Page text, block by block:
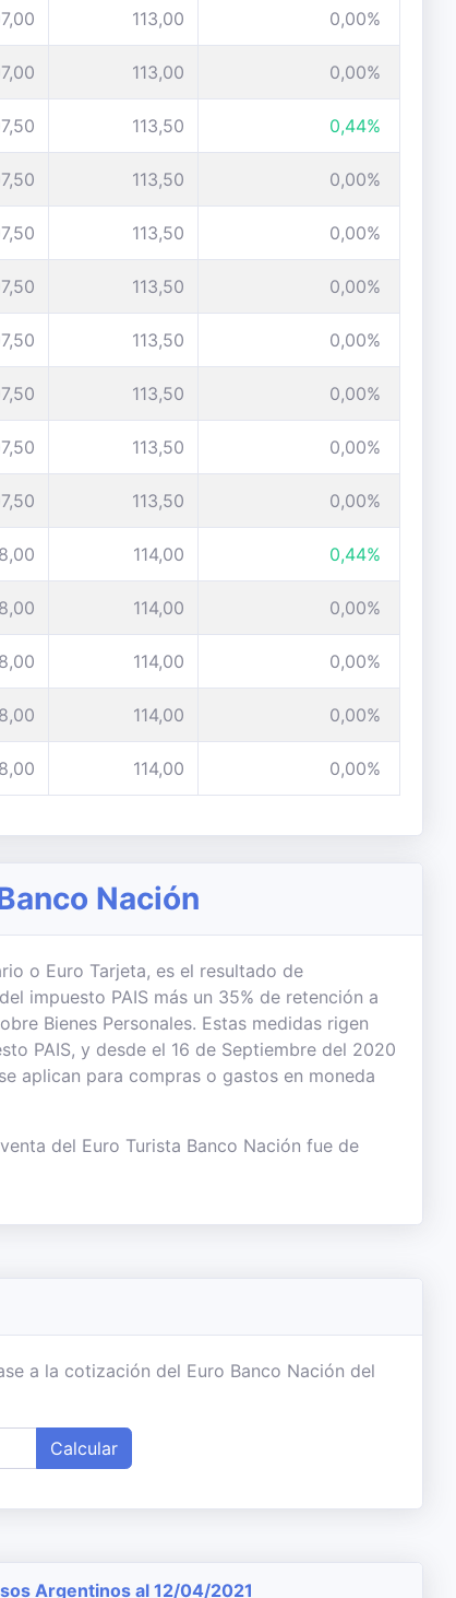
113,00 0,00%
113,00 0,00%
113,50 0,44%
113,50 0,00%
113,50 0,00%
113,50 0,00%
113,50 0,00%
113,50 0,00%
113,50 0,00%
113,50 0,00%
114,00 0,44%
114,00 0,00%
114,00 0,00%
114,00 0,00%
114,00 0,00%
Nación
o Euro Tarjeta, es el resultado de
impuesto PAIS más un 35% de retención a
Bienes Personales. Estas medidas rigen
PAIS, y desde el 16 de Septiembre del 2020
aplican para compras o gastos en moneda
del Euro Turista Banco Nación fue de
a la cotización del Euro Banco Nación del
Calcular
Argentinos al 12/04/2021